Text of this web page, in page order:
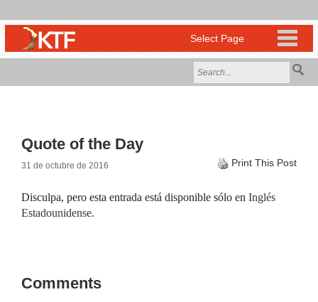
Quote of the Day
31 de octubre de 2016 Print This Post
Disculpa, pero esta entrada está disponible sólo en Inglés
Estadounidense.
Comments